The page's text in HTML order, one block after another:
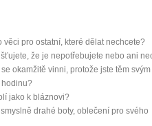
věci pro ostatní, které dělat nechcete?
že je nepotřebujete nebo ani
okamžitě vinni, protože jste těm svým
hodinu?
jako k bláznovi?
drahé boty, oblečení pro svého